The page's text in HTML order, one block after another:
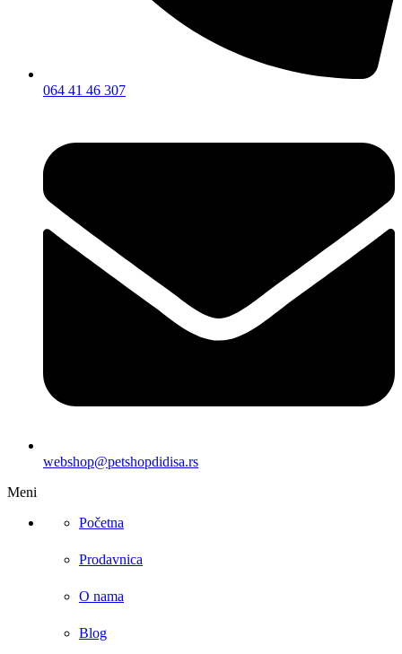
064 41 46 307
webshop@petshopdidisa.rs
Meni
Početna
Prodavnica
O nama
Blog